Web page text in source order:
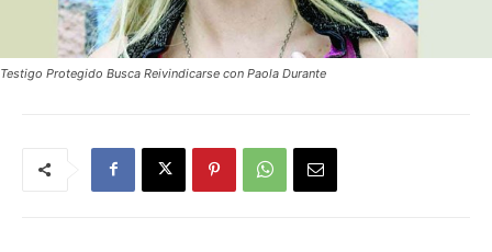
Testigo Protegido Busca Reivindicarse con Paola Durante